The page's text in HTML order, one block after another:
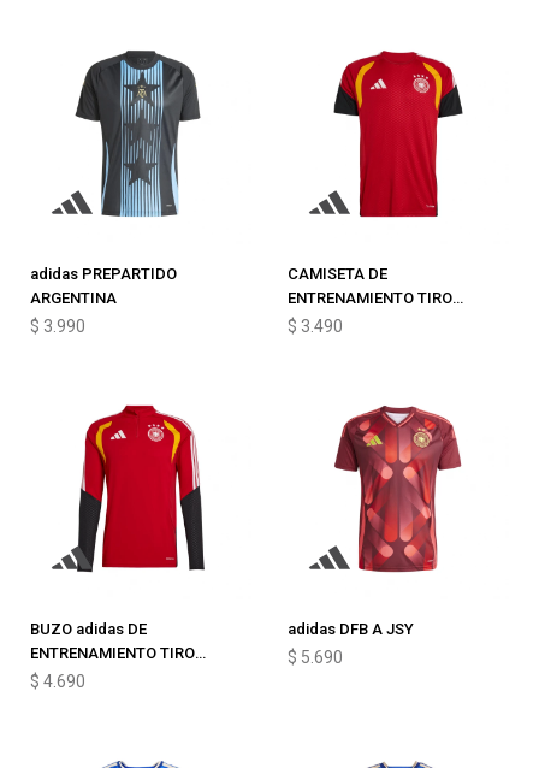
adidas PREPARTIDO
ARGENTINA
$ 3.990
CAMISETA DE
ENTRENAMIENTO TIRO
ALEMANIA 26
$ 3.490
BUZO adidas DE
ENTRENAMIENTO TIRO
TRAINING ALEMANIA 26
$ 4.690
adidas DFB A JSY
$ 5.690